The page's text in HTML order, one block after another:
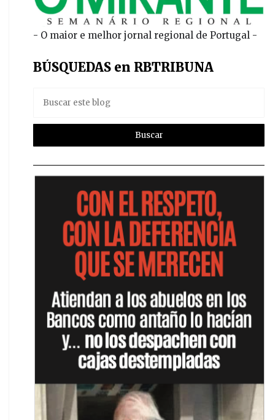
- O maior e melhor jornal regional de Portugal -
BÚSQUEDAS en RBTRIBUNA